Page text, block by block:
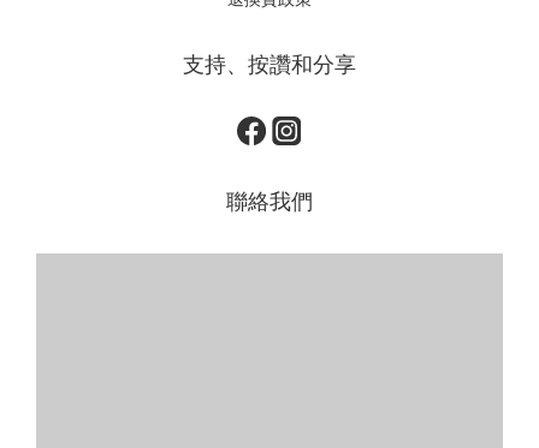
支持、按讚和分享
聯絡我們